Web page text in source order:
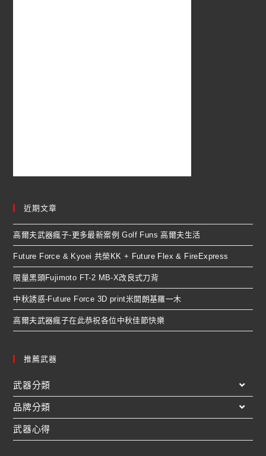
近期文章
高爾夫武器瘋子-更多最新案例 Golf Funs 高爾夫生活
Future Force & Kyoei 共榮KK + Future Flex & FireExpress
限量黑頭Fujimoto FT-2 MB-X改良式刀背
中秋誘惑-Future Force 3D print米開朗基羅一木
高爾夫武器瘋子在此恭祝各位中秋佳節快樂
推薦武器
武器分類
品牌分類
武器心得